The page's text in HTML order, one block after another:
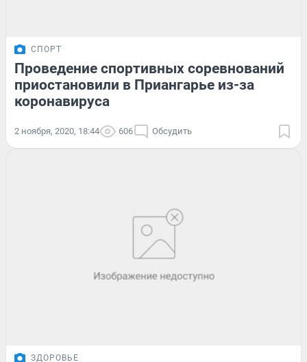
СПОРТ
Проведение спортивных соревнований
приостановили в Приангарье из-за
коронавируса
2 ноября, 2020, 18:44 606 Обсудить
ЗДОРОВЬЕ